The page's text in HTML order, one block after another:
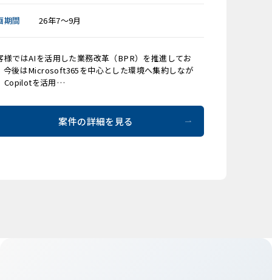
期間 26年7～9月
様ではAIを活用した業務改革（BPR）を推進してお
今後はMicrosoft365を中心とした環境へ集約しなが
Copilotを活用…
案件の詳細を見る